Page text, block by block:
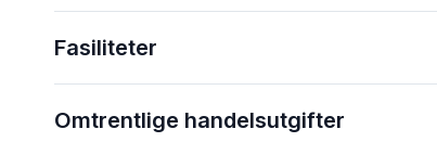
Fasiliteter
Omtrentlige handelsutgifter